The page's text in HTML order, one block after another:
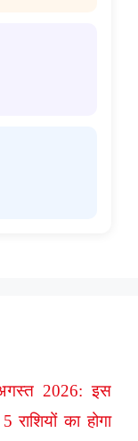
2026: इस
का होगा